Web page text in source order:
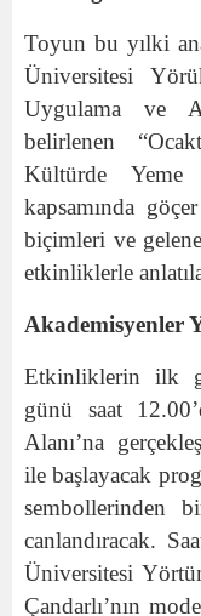
Toyun bu yılki
Üniversitesi
Uygulama ve
belirlenen
Kültürde
kapsamında
biçimleri ve
etkinliklerle
Akademisyenler
Etkinliklerin ilk
günü saat
Alanı’na
ile başlayacak
sembollerinden
canlandıracak.
Üniversitesi
Çandarlı’nın